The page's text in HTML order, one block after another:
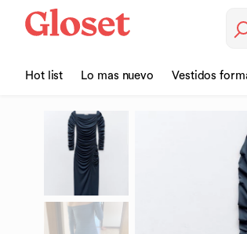
Hot list Lo mas nuevo Vestidos